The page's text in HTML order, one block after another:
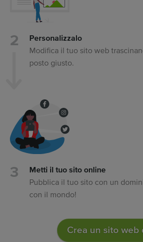
Personalizzalo
Modifica il tuo sito web
posto giusto.
Metti il tuo sito online
Pubblica il tuo sito con un
con il mondo!
Crea un sito web